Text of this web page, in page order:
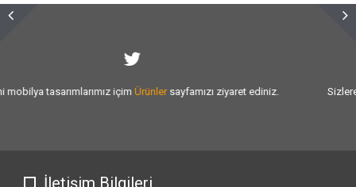
Sizlere vermiş olduğumuzhizmet kalitesiniartırmak için var gücümüzle